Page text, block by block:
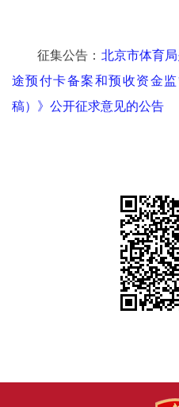
征集公告： 北京市体育
途预付卡备案和预收资金
稿）》公开征求意见的公告